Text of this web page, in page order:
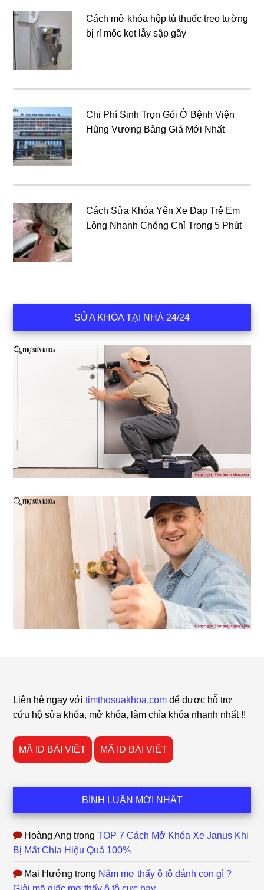
Cách mở khóa hộp tủ thuốc treo tường
bị rỉ mốc kẹt lẫy sập gãy
Chi Phí Sinh Trọn Gói Ở Bệnh Viện
Hùng Vương Bảng Giá Mới Nhất
Cách Sửa Khóa Yên Xe Đạp Trẻ Em
Lỏng Nhanh Chóng Chỉ Trong 5 Phút
SỬA KHÓA TẠI NHÀ 24/24
Liên hệ ngay vớitimthosuakhoa.com để được hỗ trợ
cứu hộ sửa khóa, mở khóa, làm chìa khóa nhanh nhất !!
MÃ ID BÀI VIẾT MÃ ID BÀI VIẾT
BÌNH LUẬN MỚI NHẤT
Hoàng Ang trongTOP 7 Cách Mở Khóa Xe Janus Khi
Bị Mất Chìa Hiệu Quả 100%
Mai Hướng trong Nằm mơ thấy ô tô đánh con gì ?